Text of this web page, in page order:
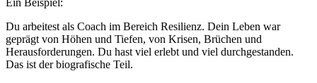
Ein Beispiel:
Du arbeitest als Coach im Bereich Resilienz. Dein Leben war
geprägt von Höhen und Tiefen, von Krisen, Brüchen und
Herausforderungen. Du hast viel erlebt und viel durchgestanden.
Das ist der biografische Teil.